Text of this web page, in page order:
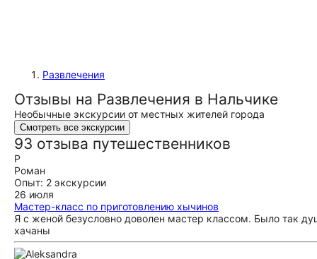
Развлечения
Отзывы на Развлечения в Нальчике
Необычные экскурсии от местных жителей города
Смотреть все экскурсии
93 отзыва путешественников
Р
Роман
Опыт: 2 экскурсии
26 июля
Мастер-класс по приготовлению хычинов
Я с женой безусловно доволен мастер классом. Было так
хачаны